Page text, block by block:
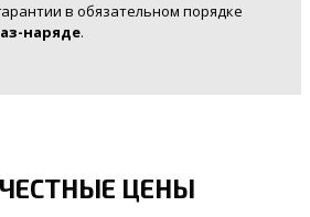
в обязательном порядке
наряде.
ЦЕНЫ